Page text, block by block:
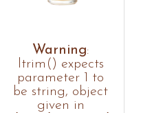
Warning:
ltrim() expects
parameter 1 to
be string, object
given in